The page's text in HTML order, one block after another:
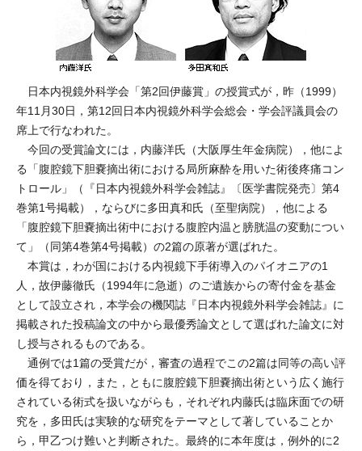
日本内視鏡外科学会「第2回伊藤賞」の授賞式が，昨（1999）
年11月30日，第12回日本内視鏡外科学会総会・学会評議員会の
席上で行なわれた。
今回の受賞論文には，内藤洋氏（大阪厚生年金病院），他によ
る「腹腔鏡下胆嚢摘出術における局所麻酔を用いた術後疼痛コン
トロール」（『日本内視鏡外科学会雑誌』〔医学書院発売〕第4
巻第1号掲載），ならびに多田真和氏（至聖病院），他による
「腹腔鏡下胆嚢摘出術中における腹腔内温と膀胱温の変動につい
て」（同第4巻第4号掲載）の2篇の原著が選ばれた。
本賞は，わが国における内視鏡下手術導入のパイオニアの1
人，故伊藤徹氏（1994年に急逝）のご遺族からの寄付金を基金
として設立され，本学会の機関誌『日本内視鏡外科学会雑誌』に
掲載された投稿論文の中から最優秀論文として選ばれた論文に対
し授与されるものである。
通例では1篇の受賞だが，審査の過程でこの2篇は同等の高い評
価を得ており，また，ともに腹腔鏡下胆嚢摘出術という広く施行
されている術式を扱いながらも，それぞれ内藤氏は臨床面での研
究を，多田氏は実験的な研究をテーマとして著していることか
ら，甲乙つけ難いと判断された。最終的に本年度は，例外的に2